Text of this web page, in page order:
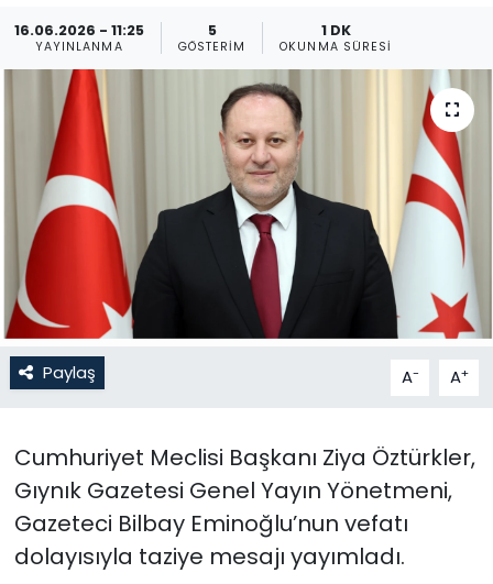
16.06.2026 - 11:25
YAYINLANMA
5
GÖSTERIM
1 DK
OKUNMA SÜRESI
Paylaş A- A+
Cumhuriyet Meclisi Başkanı Ziya Öztürkler,
Gıynık Gazetesi Genel Yayın Yönetmeni,
Gazeteci Bilbay Eminoğlu’nun vefatı
dolayısıyla taziye mesajı yayımladı.
KKTC
KKTC YEREL SEÇİM 2018
Kültür Sanat
Magazin
Nöbetçi Eczaneler
Otomobil Dünyası
SAĞLIK